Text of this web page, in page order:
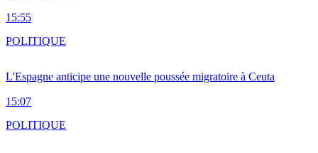
15:55
L'Espagne anticipe une nouvelle poussée migratoire à Ceuta
15:07
POLITIQUE
POLITIQUE